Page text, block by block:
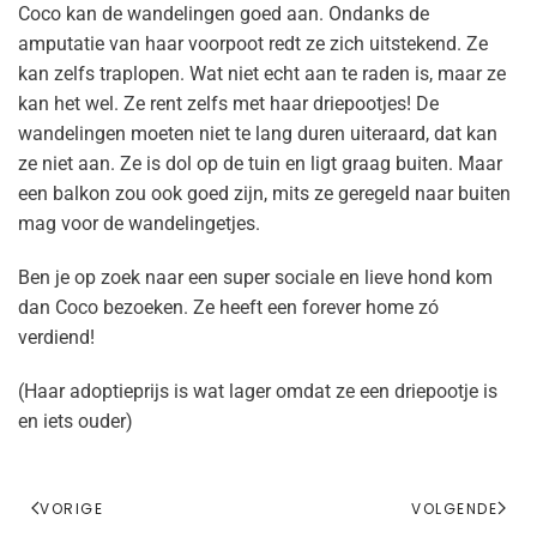
Coco kan de wandelingen goed aan. Ondanks de
amputatie van haar voorpoot redt ze zich uitstekend. Ze
kan zelfs traplopen. Wat niet echt aan te raden is, maar ze
kan het wel. Ze rent zelfs met haar driepootjes! De
wandelingen moeten niet te lang duren uiteraard, dat kan
ze niet aan. Ze is dol op de tuin en ligt graag buiten. Maar
een balkon zou ook goed zijn, mits ze geregeld naar buiten
mag voor de wandelingetjes.
Ben je op zoek naar een super sociale en lieve hond kom
dan Coco bezoeken. Ze heeft een forever home zó
verdiend!
(Haar adoptieprijs is wat lager omdat ze een driepootje is
en iets ouder)
VORIGE VOLGENDE